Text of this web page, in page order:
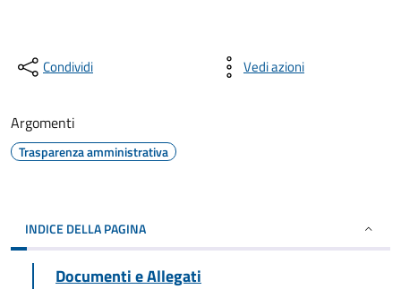
Condividi Vedi azioni
Argomenti
Trasparenza amministrativa
INDICE DELLA PAGINA
Documenti e Allegati